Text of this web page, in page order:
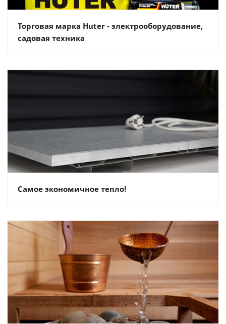
Торговая марка Huter - электрооборудование,
садовая техника
Самое экономичное тепло!